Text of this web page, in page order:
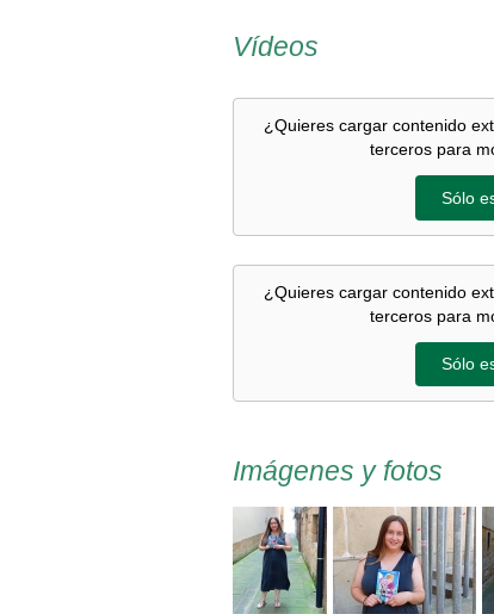
Vídeos
¿Quieres cargar contenido
terceros para
Sólo
¿Quieres cargar contenido
terceros para
Sólo
Imágenes y fotos